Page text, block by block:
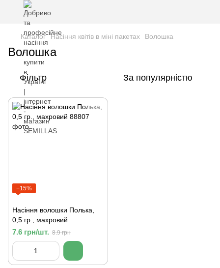
Каталог Насіння квітів в міні пакетах Волошка
Волошка
Фільтр За популярністю
−15%
Насіння волошки Полька,
0,5 гр., махровий
7.6 грн/шт. 8.9 грн